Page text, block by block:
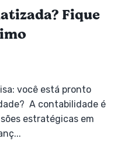
Fique
você está pronto
A contabilidade é
estratégicas em